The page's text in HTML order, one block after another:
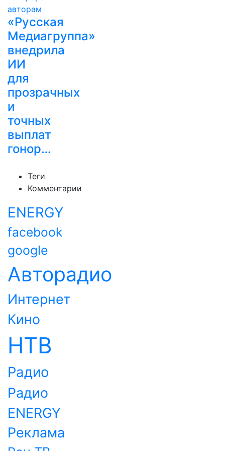
«Русская
Медиагруппа»
внедрила
ИИ
для
прозрачных
и
точных
выплат
гонор…
Теги
Комментарии
ENERGY
facebook
google
Авторадио
Интернет
Кино
НТВ
Радио
Радио
ENERGY
Реклама